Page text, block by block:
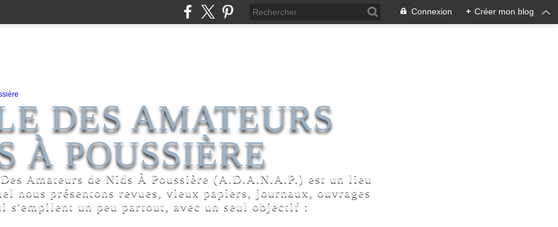
Connexion + Créer mon blog
DES AMATEURS
À POUSSIÈRE
Amateurs de Nids À Poussière (A.D.A.N.A.P.) est un lieu
nous présentons revues, vieux papiers, journaux, ouvrages
s'empilent un peu partout, avec un seul objectif :